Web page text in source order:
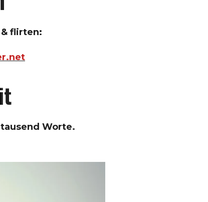
flirten:
Worte.